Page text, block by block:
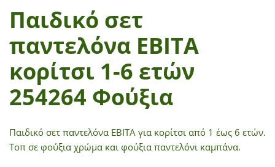
Παιδικό σετ
παντελόνα ΕΒΙΤΑ
κορίτσι 1-6 ετών
254264 Φούξια
Παιδικό σετ παντελόνα ΕΒΙΤΑ για κορίτσι από 1 έως 6 ετών.
Τοπ σε φούξια χρώμα και φούξια παντελόνι καμπάνα.